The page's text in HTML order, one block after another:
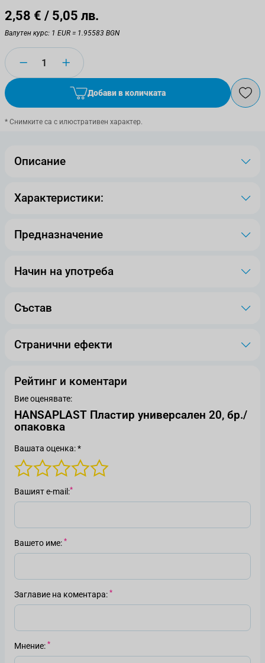
2,58 € / 5,05 лв.
Валутен курс: 1 EUR = 1.95583 BGN
Количество
Добави в количката
* Снимките са с илюстративен характер.
Описание
Характеристики:
Предназначение
Начин на употреба
Състав
Странични ефекти
Рейтинг и коментари
Вие оценявате:
HANSAPLAST Пластир универсален 20, бр./
опаковка
Вашата оценка: *
Вашият е-mail
Вашето име
Заглавие на коментара
Мнение